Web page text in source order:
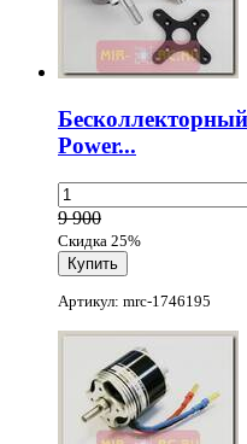
Power...
9 900
Скидка 25%
Артикул: mrc-1746195